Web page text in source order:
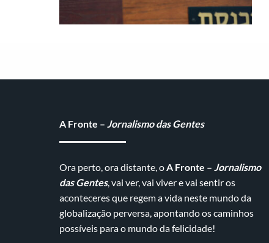
A Fronte –Jornalismo das Gentes
Ora perto, ora distante, oA Fronte –Jornalismo
das Gentes, vai ver, vai viver e vai sentir os
aconteceres que regem a vida neste mundo da
globalização perversa, apontando os caminhos
possíveis para o mundo da felicidade!